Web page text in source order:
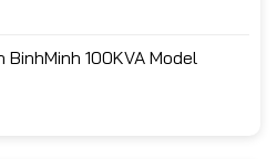
100KVA Model